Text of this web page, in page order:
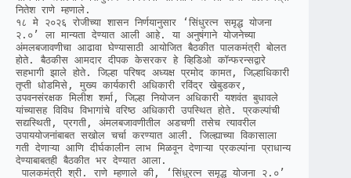
नितेश राणे म्हणाले.
१८ मे २०२६ रोजीच्या शासन निर्णयानुसार ‘सिंधुरत्न समृद्ध योजना
२.०’ ला मान्यता देण्यात आली आहे. या अनुषंगाने योजनेच्या
अंमलबजावणीचा आढावा घेण्यासाठी आयोजित बैठकीत पालकमंत्री बोलत
होते. बैठकीस आमदार दीपक केसरकर हे व्हिडिओ कॉन्फरन्सद्वारे
सहभागी झाले होते. जिल्हा परिषद अध्यक्ष प्रमोद कामत, जिल्हाधिकारी
तृप्ती धोडमिसे, मुख्य कार्यकारी अधिकारी रविंद्र खेबुडकर,
उपवनसंरक्षक मिलीश शर्मा, जिल्हा नियोजन अधिकारी यशवंत बुधावले
यांच्यासह विविध विभागांचे वरिष्ठ अधिकारी उपस्थित होते. प्रकल्पांची
सद्यस्थिती, प्रगती, अंमलबजावणीतील अडचणी तसेच त्यावरील
उपाययोजनांबाबत सखोल चर्चा करण्यात आली. जिल्ह्याच्या विकासाला
गती देणाऱ्या आणि दीर्घकालीन लाभ मिळवून देणाऱ्या प्रकल्पांना प्राधान्य
देण्याबाबतही बैठकीत भर देण्यात आला.